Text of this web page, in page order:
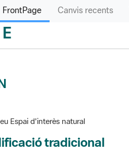
FrontPage Canvis recents
E
Espai d'interès natural
tradicional